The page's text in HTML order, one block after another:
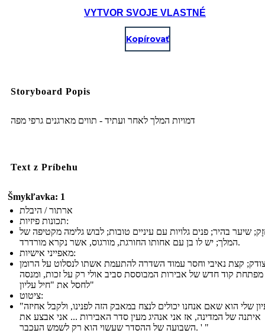
VYTVOR SVOJE VLASTNÉ
Kopírovať
Storyboard Popis
דמויות המלך לאחר ועתיד - תווים מארגנים גרפי מפה
Text z Príbehu
Šmykľavka: 1
ארתור / היבלת
תכונות פיזיות:
שיער בהיר; פנים גלויות עם עיניים טובות; לבוש גלימה מקטיפה של
המלך; יש לו בן עם אחותו החורגת, מורגוס, אשר נקרא מורדרד.
מאפייני אישיות:
קצת נאיבי וחסר עמוד השדרה להתעמת אשתו לנסלוט על הרומן
קוד חדש של אבירות המבוססת סביב אולי רק על זכות, ומנסה
לחסל את "חיל עליון"
ציטוט:
"הרעיון שלי הוא שאם אנחנו יכולים לנצח במאבק הזה לפנינו, ולקבל אחיזה
איתנה של המדינה, אז אני אנהיג מעין סדר האבירות ... אני אבצע את
השבועה של ההסדר שעשוי הוא רק לשמש העכבר. ' "